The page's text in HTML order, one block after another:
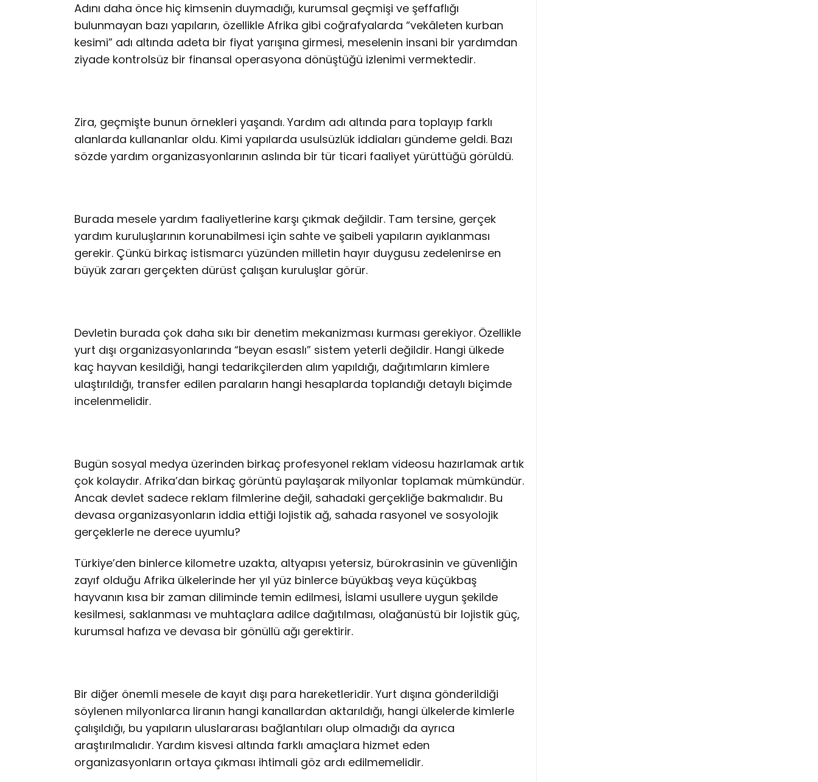
Adını daha önce hiç kimsenin duymadığı, kurumsal geçmişi ve şeffaflığı
bulunmayan bazı yapıların, özellikle Afrika gibi coğrafyalarda “vekâleten kurban
kesimi” adı altında adeta bir fiyat yarışına girmesi, meselenin insani bir yardımdan
ziyade kontrolsüz bir finansal operasyona dönüştüğü izlenimi vermektedir.
Zira, geçmişte bunun örnekleri yaşandı. Yardım adı altında para toplayıp farklı
alanlarda kullananlar oldu. Kimi yapılarda usulsüzlük iddiaları gündeme geldi. Bazı
sözde yardım organizasyonlarının aslında bir tür ticari faaliyet yürüttüğü görüldü.
Burada mesele yardım faaliyetlerine karşı çıkmak değildir. Tam tersine, gerçek
yardım kuruluşlarının korunabilmesi için sahte ve şaibeli yapıların ayıklanması
gerekir. Çünkü birkaç istismarcı yüzünden milletin hayır duygusu zedelenirse en
büyük zararı gerçekten dürüst çalışan kuruluşlar görür.
Devletin burada çok daha sıkı bir denetim mekanizması kurması gerekiyor. Özellikle
yurt dışı organizasyonlarında “beyan esaslı” sistem yeterli değildir. Hangi ülkede
kaç hayvan kesildiği, hangi tedarikçilerden alım yapıldığı, dağıtımların kimlere
ulaştırıldığı, transfer edilen paraların hangi hesaplarda toplandığı detaylı biçimde
incelenmelidir.
Bugün sosyal medya üzerinden birkaç profesyonel reklam videosu hazırlamak artık
çok kolaydır. Afrika’dan birkaç görüntü paylaşarak milyonlar toplamak mümkündür.
Ancak devlet sadece reklam filmlerine değil, sahadaki gerçekliğe bakmalıdır. Bu
devasa organizasyonların iddia ettiği lojistik ağ, sahada rasyonel ve sosyolojik
gerçeklerle ne derece uyumlu?
Türkiye’den binlerce kilometre uzakta, altyapısı yetersiz, bürokrasinin ve güvenliğin
zayıf olduğu Afrika ülkelerinde her yıl yüz binlerce büyükbaş veya küçükbaş
hayvanın kısa bir zaman diliminde temin edilmesi, İslami usullere uygun şekilde
kesilmesi, saklanması ve muhtaçlara adilce dağıtılması, olağanüstü bir lojistik güç,
kurumsal hafıza ve devasa bir gönüllü ağı gerektirir.
Bir diğer önemli mesele de kayıt dışı para hareketleridir. Yurt dışına gönderildiği
söylenen milyonlarca liranın hangi kanallardan aktarıldığı, hangi ülkelerde kimlerle
çalışıldığı, bu yapıların uluslararası bağlantıları olup olmadığı da ayrıca
araştırılmalıdır. Yardım kisvesi altında farklı amaçlara hizmet eden
organizasyonların ortaya çıkması ihtimali göz ardı edilmemelidir.